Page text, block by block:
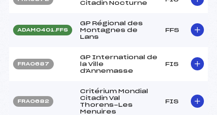
Citadin Nocturne
ADAM0401.FFS
GP Régional des
Montagnes de
Lans
FFS
FRA0687
GP International de
la Ville
d'Annemasse
FIS
FRA0682
Critérium Mondial
Citadin Val
Thorens-Les
Menuires
FIS